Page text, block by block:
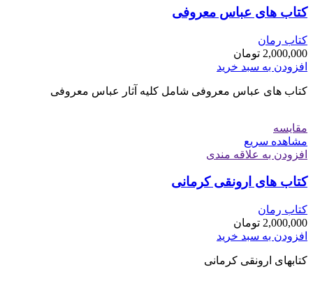
کتاب های عباس معروفی
کتاب رمان
2,000,000 تومان
افزودن به سبد خرید
کتاب های عباس معروفی شامل کلیه آثار عباس معروفی
مقایسه
مشاهده سریع
افزودن به علاقه مندی
کتاب های ارونقی کرمانی
کتاب رمان
2,000,000 تومان
افزودن به سبد خرید
کتابهای ارونقی کرمانی